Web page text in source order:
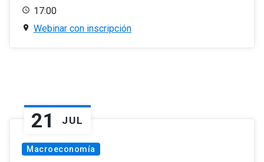
17:00
Webinar con inscripción
21 JUL
Macroeconomía